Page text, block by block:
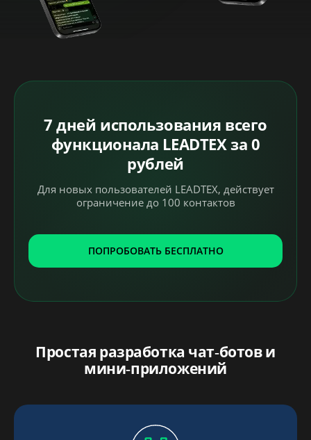
7 дней использования всего
функционала LEADTEX за 0
рублей
Для новых пользователей LEADTEX, действует
ограничение до 100 контактов
ПОПРОБОВАТЬ БЕСПЛАТНО
Простая разработка чат‑ботов и
мини‑приложений